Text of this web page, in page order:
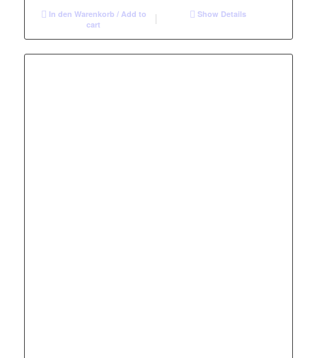
was:
62,70 €.
is:
In den Warenkorb / Add to
cart
Show Details